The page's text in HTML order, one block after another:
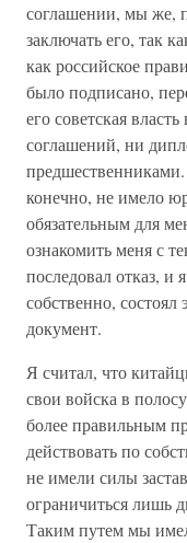
соглашении, мы же,
заключать его, так
как российское
было подписано,
его советская
соглашений, ни
конечно, не имело
обязательным для
ознакомить меня с
последовал отказ, и
собственно,
документ.
Я считал, что
свои войска в
более правильным
действовать по
не имели силы
ограничиться лишь
Таким путем мы